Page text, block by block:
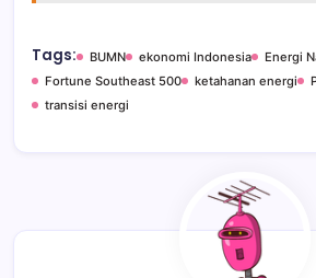
Tags: BUMN ekonomi Indonesia
Energi
Fortune Southeast 500
ketahanan energi
transisi energi